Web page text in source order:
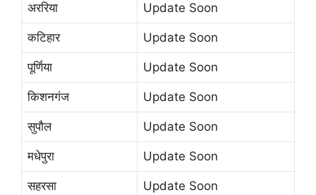
अररिया Update Soon
कटिहार Update Soon
पूर्णिया Update Soon
किशनगंज Update Soon
सुपौल Update Soon
मधेपुरा Update Soon
सहरसा Update Soon